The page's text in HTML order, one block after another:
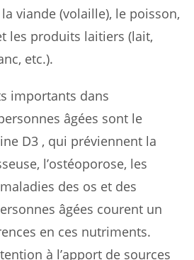
viande (volaille), le poisson,
les produits laitiers (lait,
etc.).
importants dans
âgées sont le
D3 , qui préviennent la
l’ostéoporose, les
des os et des
âgées courent un
en ces nutriments.
à l’apport de sources